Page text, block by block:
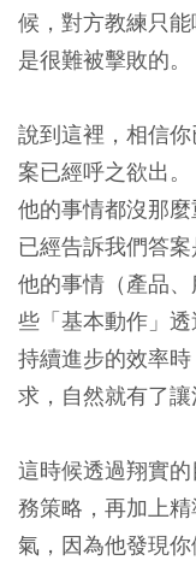
候，對方教練只
是很難被擊敗的。
說到這裡，相信
案已經呼之欲出
他的事情都沒那
已經告訴我們答
他的事情（產品
些「基本動作」
持續進步的效率
求，自然就有了讓
這時候透過翔實
務策略，再加上
氣，因為他發現